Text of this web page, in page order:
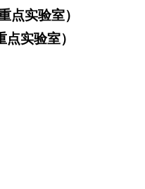
点实验室）
验室）